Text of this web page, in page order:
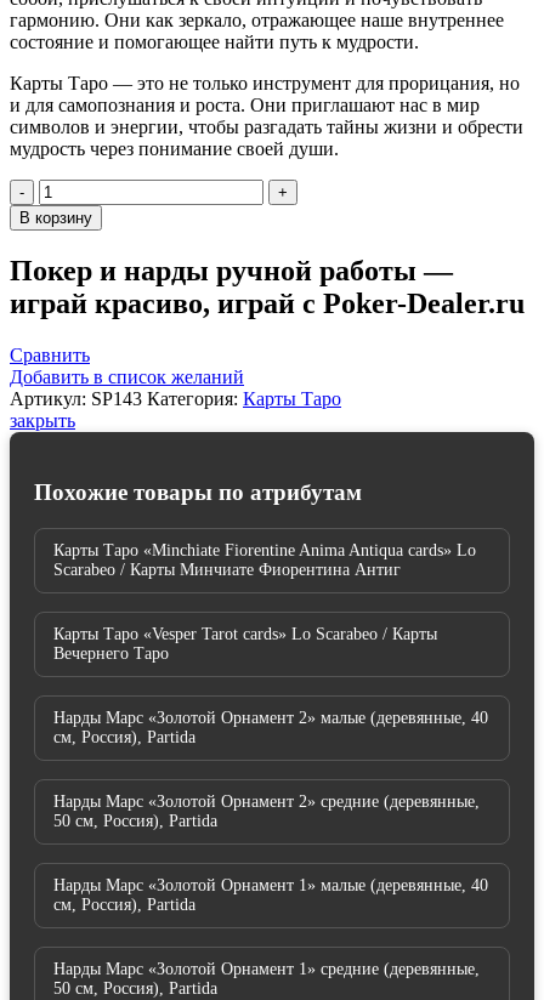
гармонию. Они как зеркало, отражающее наше внутреннее
состояние и помогающее найти путь к мудрости.
Карты Таро — это не только инструмент для прорицания, но
и для самопознания и роста. Они приглашают нас в мир
символов и энергии, чтобы разгадать тайны жизни и обрести
мудрость через понимание своей души.
Количество
товара
Карты
"The
Poe
Tarot
Red
Feather
/
Таро
По
В корзину
Покер и нарды ручной работы —
играй красиво, играй с Poker-Dealer.ru
Сравнить
Добавить в список желаний
Артикул: SP143 Категория: Карты Таро
закрыть
Похожие товары по атрибутам
Карты Таро «Minchiate Fiorentine Anima Antiqua cards» Lo
Scarabeo / Карты Минчиате Фиорентина Антиг
Карты Таро «Vesper Tarot cards» Lo Scarabeo / Карты
Вечернего Таро
Нарды Марс «Золотой Орнамент 2» малые (деревянные, 40
см, Россия), Partida
Нарды Марс «Золотой Орнамент 2» средние (деревянные,
50 см, Россия), Partida
Нарды Марс «Золотой Орнамент 1» малые (деревянные, 40
см, Россия), Partida
Нарды Марс «Золотой Орнамент 1» средние (деревянные,
50 см, Россия), Partida